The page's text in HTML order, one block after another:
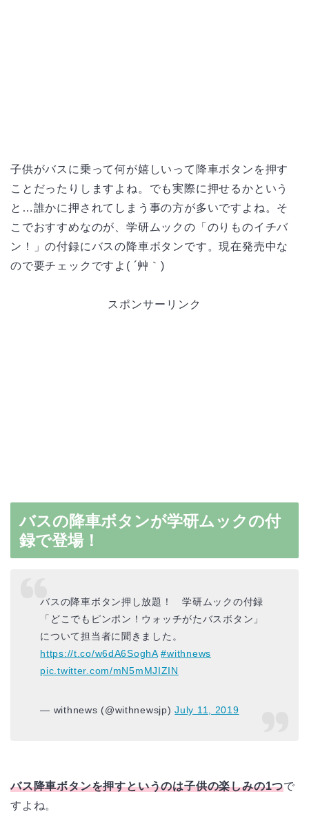
子供がバスに乗って何が嬉しいって降車ボタンを押す
ことだったりしますよね。でも実際に押せるかという
と…誰かに押されてしまう事の方が多いですよね。そ
こでおすすめなのが、学研ムックの「のりものイチバ
ン！」の付録にバスの降車ボタンです。現在発売中な
ので要チェックですよ( ´艸｀)
スポンサーリンク
バスの降車ボタンが学研ムックの付
録で登場！
バスの降車ボタン押し放題！ 学研ムックの付録
「どこでもピンポン！ウォッチがたバスボタン」
について担当者に聞きました。
https://t.co/w6dA6SoghA #withnews
pic.twitter.com/mN5mMJIZIN
— withnews (@withnewsjp)July 11, 2019
バス降車ボタンを押すというのは子供の楽しみの1つで
すよね。